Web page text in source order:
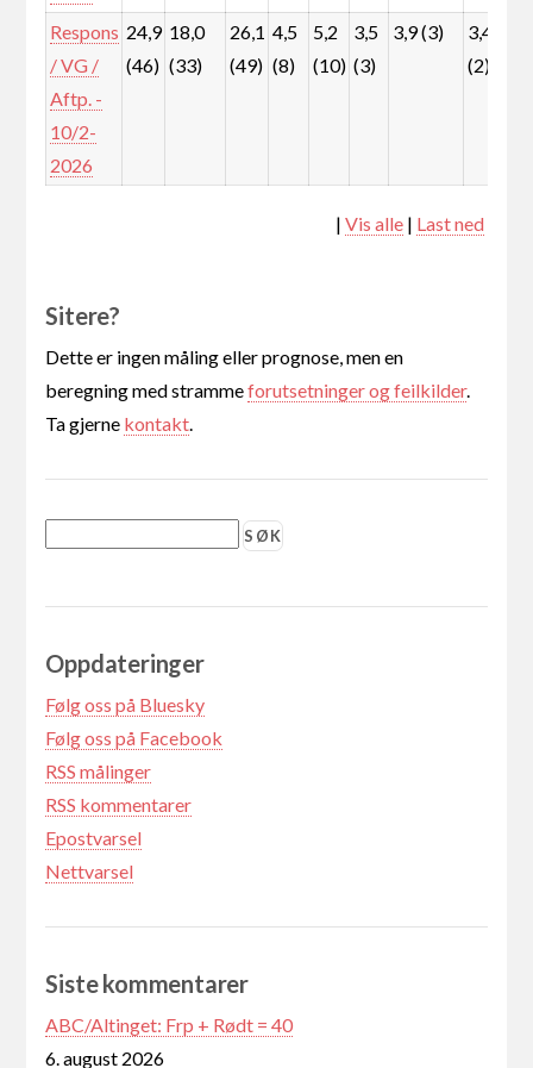
Respons
/ VG /
Aftp. -
10/2-
2026
24,9
(46)
18,0
(33)
26,1
(49)
4,5
(8)
5,2
(10)
3,5
(3)
3,9 (3)
3,4
(2)
|Vis alle | Last ned
Sitere?
Dette er ingen måling eller prognose, men en
beregning med strammeforutsetninger og feilkilder.
Ta gjerne kontakt.
Oppdateringer
Følg oss på Bluesky
Følg oss på Facebook
RSS målinger
RSS kommentarer
Epostvarsel
Nettvarsel
Siste kommentarer
ABC/Altinget: Frp + Rødt = 40
6. august 2026